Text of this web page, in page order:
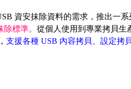
資安抹除資料的需求，推出一
標準。 從個人使用到專業拷貝生
支援各種 USB 內容拷貝、設定拷